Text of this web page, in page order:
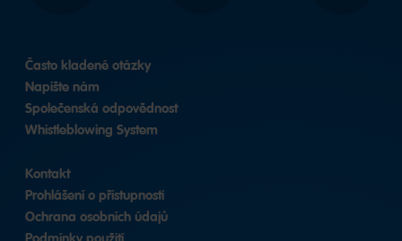
Často kladené otázky
Napište nám
Společenská odpovědnost
Whistleblowing System
Kontakt
Prohlášení o přístupnosti
Ochrana osobních údajů